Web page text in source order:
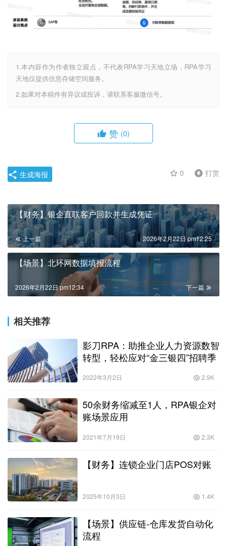
1.本内容作为作者独立观点，不代表RPA学习天地立场，RPA学习
天地仅提供信息存储空间服务。
2.如果对本稿件有异议或投诉，请联系客服微信号。
赞 (0)
0 打赏
生成海报
【财务】银企直联客户回款并生成凭证
上一篇 2026年2月22日 pm12:25
【场景】北环网数据填报流程
下一篇
2026年2月22日 pm12:34
相关推荐
影刀RPA：助推企业人力资源数智
转型，轻松应对“金三银四”招聘季
2022年3月2日 2.9K
50余财务缩减至1人，RPA银企对
账场景应用
2021年7月19日 2.3K
【财务】连锁企业门店POS对账
2025年10月3日 1.4K
【场景】供应链-仓库发货自动化
流程